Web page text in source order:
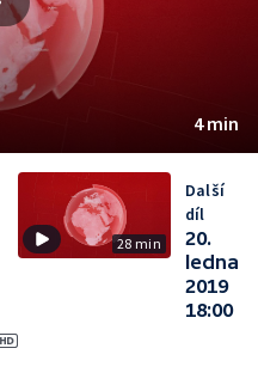
4 min
28 min
Další
díl
20.
ledna
2019
18:00